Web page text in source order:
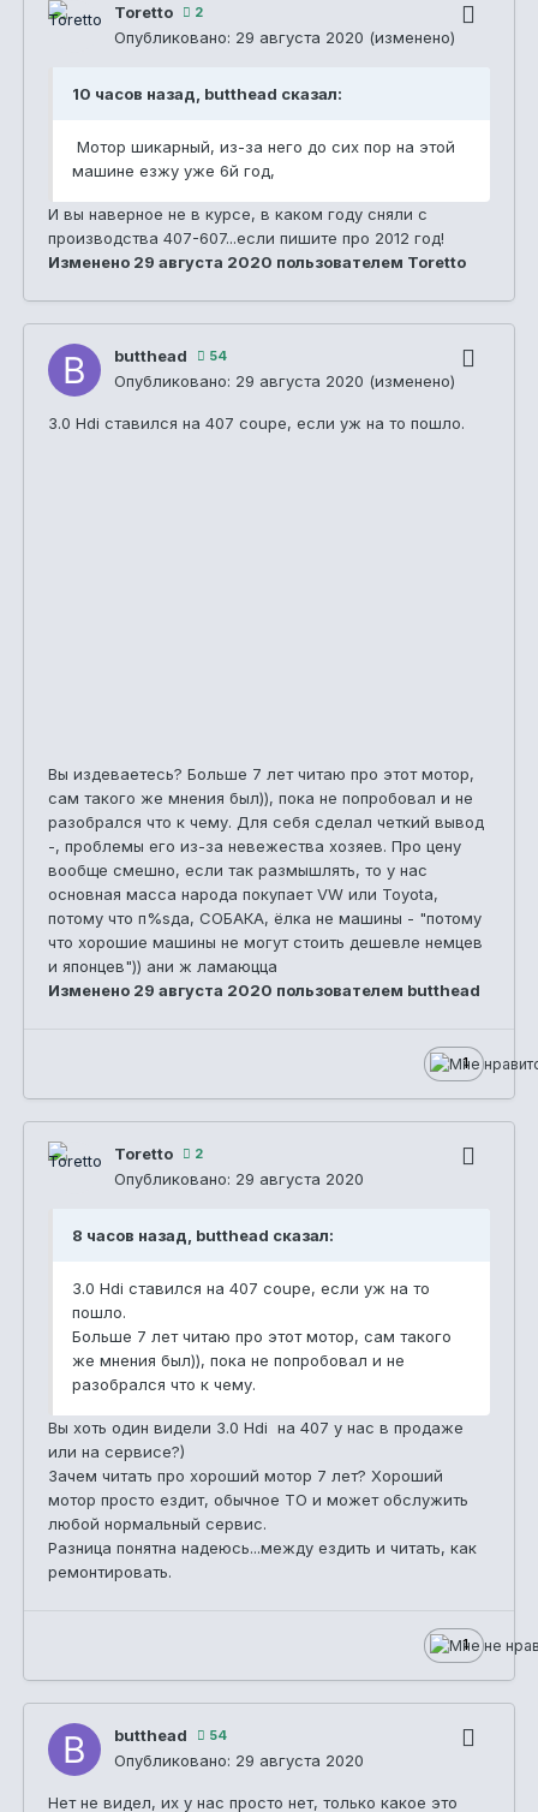
Toretto 2
Опубликовано: 29 августа 2020 (изменено)
10 часов назад, butthead сказал:
Мотор шикарный, из-за него до сих пор на этой
машине езжу уже 6й год,
И вы наверное не в курсе, в каком году сняли с
производства 407-607...если пишите про 2012 год!
Изменено 29 августа 2020 пользователем Toretto
butthead 54
Опубликовано: 29 августа 2020 (изменено)
3.0 Hdi ставился на 407 coupe, если уж на то пошло.
Вы издеваетесь? Больше 7 лет читаю про этот мотор,
сам такого же мнения был)), пока не попробовал и не
разобрался что к чему. Для себя сделал четкий вывод
-, проблемы его из-за невежества хозяев. Про цену
вообще смешно, если так размышлять, то у нас
основная масса народа покупает VW или Toyota,
потому что п%sда, СОБАКА, ёлка не машины - "потому
что хорошие машины не могут стоить дешевле немцев
и японцев")) ани ж ламаюцца
Изменено 29 августа 2020 пользователем butthead
1
Toretto 2
Опубликовано: 29 августа 2020
8 часов назад, butthead сказал:
3.0 Hdi ставился на 407 coupe, если уж на то
пошло.
Больше 7 лет читаю про этот мотор, сам такого
же мнения был)), пока не попробовал и не
разобрался что к чему.
Вы хоть один видели 3.0 Hdi на 407 у нас в продаже
или на сервисе?)
Зачем читать про хороший мотор 7 лет? Хороший
мотор просто ездит, обычное ТО и может обслужить
любой нормальный сервис.
Разница понятна надеюсь...между ездить и читать, как
ремонтировать.
1
butthead 54
Опубликовано: 29 августа 2020
Нет не видел, их у нас просто нет, только какое это